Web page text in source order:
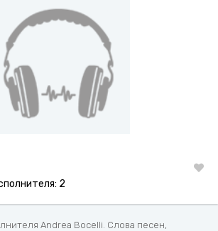
2
Andrea Bocelli. Слова песен,